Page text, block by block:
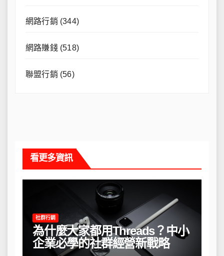
網路行銷 (344)
網路賺錢(518)
聯盟行銷 (56)
看更多資訊
社群行銷
為什麼大家都用Threads？中小
企業必學的社群經營新戰略